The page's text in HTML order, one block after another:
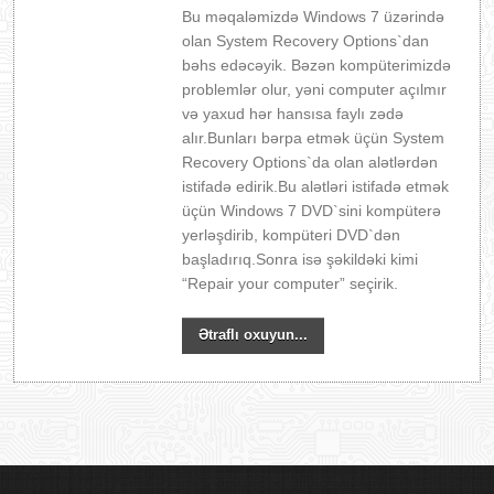
Bu məqaləmizdə Windows 7 üzərində
olan System Recovery Options`dan
bəhs edəcəyik. Bəzən kompüterimizdə
problemlər olur, yəni computer açılmır
və yaxud hər hansısa faylı zədə
alır.Bunları bərpa etmək üçün System
Recovery Options`da olan alətlərdən
istifadə edirik.Bu alətləri istifadə etmək
üçün Windows 7 DVD`sini kompüterə
yerləşdirib, kompüteri DVD`dən
başladırıq.Sonra isə şəkildəki kimi
“Repair your computer” seçirik.
Ətraflı oxuyun...